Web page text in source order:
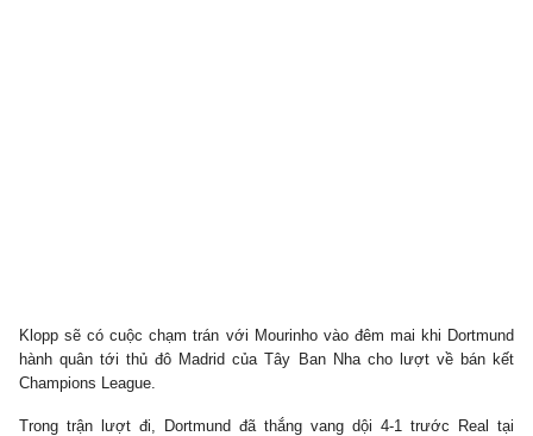
Klopp sẽ có cuộc chạm trán với Mourinho vào đêm mai khi Dortmund
hành quân tới thủ đô Madrid của Tây Ban Nha cho lượt về bán kết
Champions League.
Trong trận lượt đi, Dortmund đã thắng vang dội 4-1 trước Real tại